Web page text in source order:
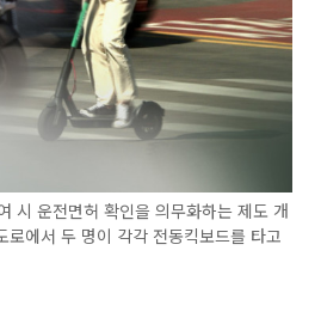
시 운전면허 확인을 의무화하는 제도 개
로에서 두 명이 각각 전동킥보드를 타고